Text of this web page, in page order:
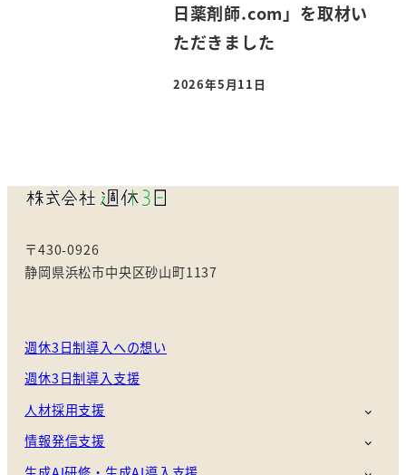
日薬剤師.com」を取材い
ただきました
投稿日
2026年5月11日
〒430-0926
静岡県浜松市中央区砂山町1137
週休3日制導入への想い
週休3日制導入支援
人材採用支援
情報発信支援